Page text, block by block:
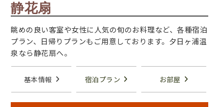
静花扇
眺めの良い客室や女性に人気の旬のお料理など、各種宿泊
プラン、日帰りプランもご用意しております。夕日ヶ浦温
泉なら静花扇へ。
基本情報 宿泊プラン お部屋